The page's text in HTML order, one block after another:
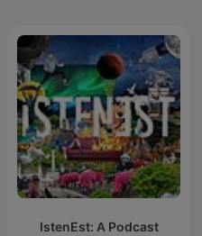
IstenEst: A Podcast